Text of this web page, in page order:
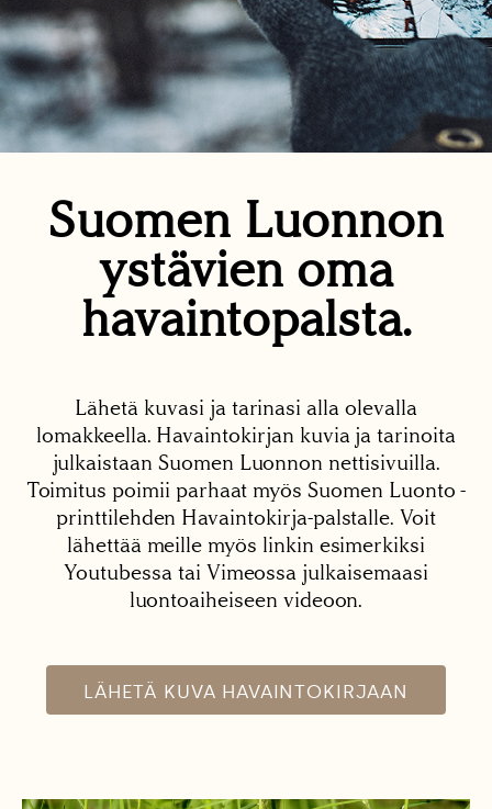
Suomen Luonnon
ystävien oma
havaintopalsta.
Lähetä kuvasi ja tarinasi alla olevalla
lomakkeella. Havaintokirjan kuvia ja tarinoita
julkaistaan Suomen Luonnon nettisivuilla.
Toimitus poimii parhaat myös Suomen Luonto -
printtilehden Havaintokirja-palstalle. Voit
lähettää meille myös linkin esimerkiksi
Youtubessa tai Vimeossa julkaisemaasi
luontoaiheiseen videoon.
LÄHETÄ KUVA HAVAINTOKIRJAAN